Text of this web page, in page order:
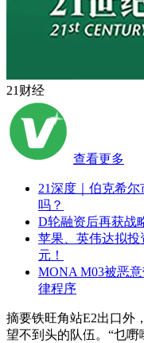
21财经
查看更多
21深度｜伯克希
吗？
D轮融资后再获战
苹果、英伟达拟投
元！
MONA M03被恶
律程序
摘要铁旺角站E2出口外
望不到头的队伍。“乜